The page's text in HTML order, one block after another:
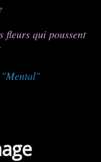
fleurs qui poussent
"Mental"